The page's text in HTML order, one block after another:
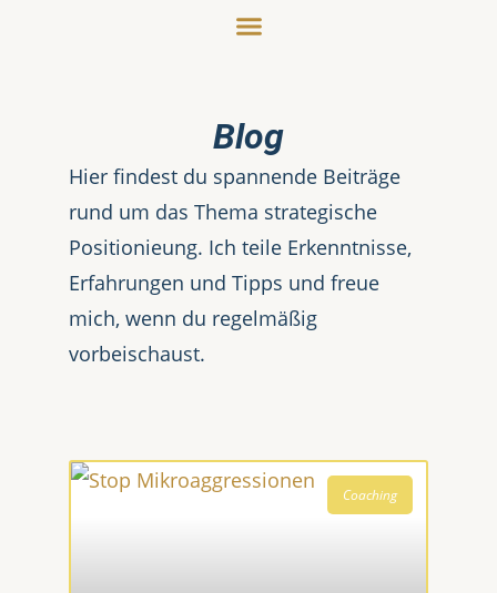
Blog
Hier findest du spannende Beiträge
rund um das Thema strategische
Positionieung. Ich teile Erkenntnisse,
Erfahrungen und Tipps und freue
mich, wenn du regelmäßig
vorbeischaust.
Coaching